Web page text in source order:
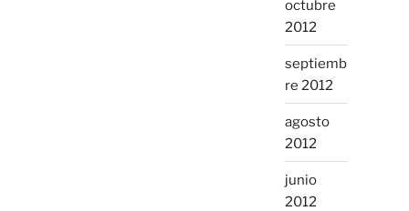
octubre
2012
septiemb
re 2012
agosto
2012
junio
2012